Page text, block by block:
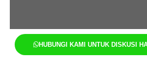
HUBUNGI KAMI UNTUK DISKUSI